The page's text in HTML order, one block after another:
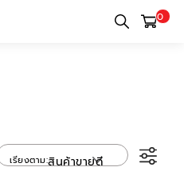
0
เรียงตามสินค้าขายดี